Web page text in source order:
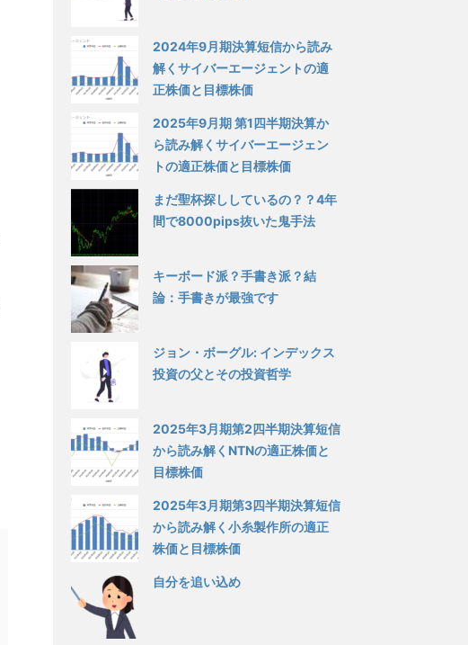
2024年9月期決算短信から読み
解くサイバーエージェントの適
正株価と目標株価
2025年9月期 第1四半期決算か
ら読み解くサイバーエージェン
トの適正株価と目標株価
まだ聖杯探ししているの？？4年
間で8000pips抜いた鬼手法
キーボード派？手書き派？結
論：手書きが最強です
ジョン・ボーグル: インデックス
投資の父とその投資哲学
2025年3月期第2四半期決算短信
から読み解くNTNの適正株価と
目標株価
2025年3月期第3四半期決算短信
から読み解く小糸製作所の適正
株価と目標株価
自分を追い込め